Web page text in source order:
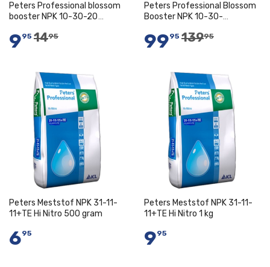
In Winkelwagen
Peters Professional blossom
booster NPK 10-30-20
995 1495
Niet op voorraad
Peters Professional Blossom
Booster NPK 10-30-
9995 13995
Peters Meststof NPK 31-11-
11+TE Hi Nitro 500 gram
695
Peters Meststof NPK 31-11-
11+TE Hi Nitro 1 kg
995